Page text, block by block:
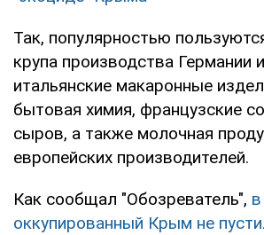
Так, популярностью
крупа производства Германии
итальянские макаронные
бытовая химия, французские
сыров, а также молочная
европейских производителей.
Как сообщал "Обозреватель", в
оккупированный Крым не